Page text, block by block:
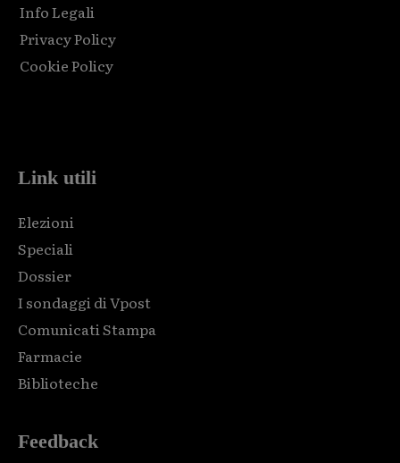
Info Legali
Privacy Policy
Cookie Policy
Link utili
Elezioni
Speciali
Dossier
I sondaggi di Vpost
Comunicati Stampa
Farmacie
Biblioteche
Feedback